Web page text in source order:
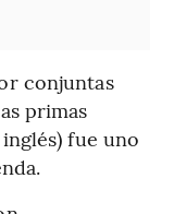
conjuntas
primas
fue uno